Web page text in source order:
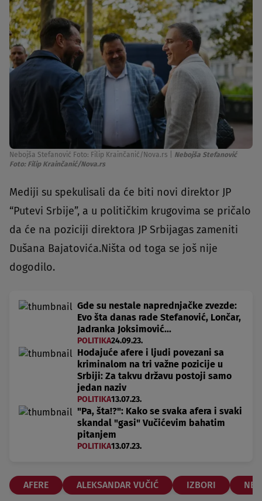
Nebojša Stefanović Foto: Filip Krainčanić/Nova.rs
Nebojša Stefanović
Foto: Filip Krainčanić/Nova.rs
Mediji su spekulisali da će biti novi direktor JP
“Putevi Srbije”, a u političkim krugovima se pričalo
da će na poziciji direktora JP Srbijagas zameniti
Dušana Bajatovića.Ništa od toga se još nije
dogodilo.
Gde su nestale naprednjačke zvezde:
Evo šta danas rade Stefanović, Lončar,
Jadranka Joksimović...
POLITIKA24.09.23.
Hodajuće afere i ljudi povezani sa
kriminalom na tri važne pozicije u
Srbiji: Za takvu državu postoji samo
jedan naziv
POLITIKA13.07.23.
"Pa, šta!?": Kako se svaka afera i svaki
skandal "gasi" Vučićevim bahatim
pitanjem
POLITIKA13.07.23.
AFERE ALEKSANDAR VUČIĆ IZBORI